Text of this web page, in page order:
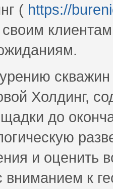
( https://
Холдинг,
до
и оценить
вниманием к